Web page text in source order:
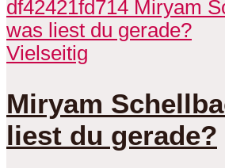
Vielseitig
Miryam
liest du gerade?